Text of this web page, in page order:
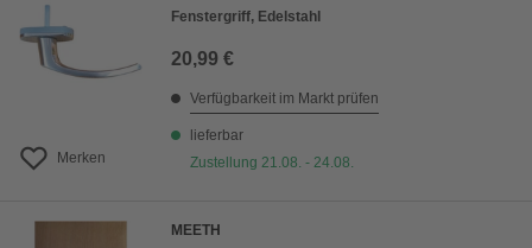
Merken
Fenstergriff, Edelstahl
20,99 €
Verfügbarkeit im Markt prüfen
lieferbar
Zustellung 21.08. - 24.08.
MEETH